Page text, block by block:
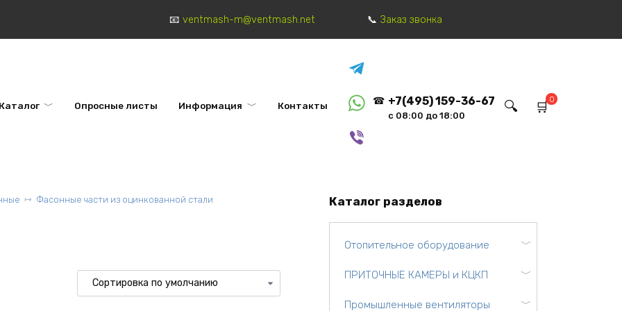
ventmash-m@ventmash.net Заказ звонка
Каталог Опросные листы Информация Контакты +7(495) 159-36-67
с 08:00 до 18:00
0
Фасонные части из оцинкованной стали Каталог разделов
Отопительное оборудование
ПРИТОЧНЫЕ КАМЕРЫ и КЦКП
Промышленные вентиляторы